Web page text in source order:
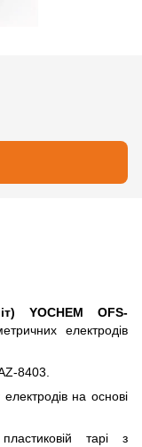
YOCHEM OFS-
електродів
8403.
на основі
тарі з